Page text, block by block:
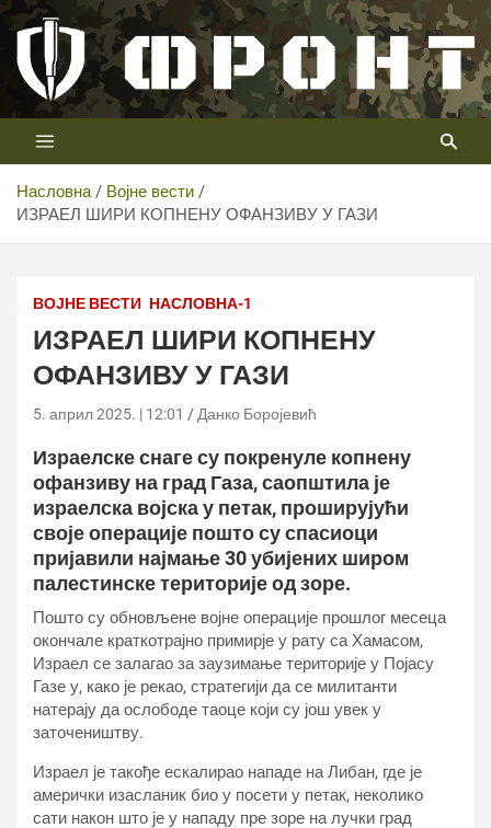
Скип
цонтент
Телевизија ФРОНТ
Први војни канал у Србији
Насловна
Војне вести
ИЗРАЕЛ ШИРИ КОПНЕНУ ОФАНЗИВУ У ГАЗИ
ВОЈНЕ ВЕСТИ НАСЛОВНА-1
ИЗРАЕЛ ШИРИ КОПНЕНУ
ОФАНЗИВУ У ГАЗИ
5. април 2025. | 12:01 Данко Боројевић
Израелске снаге су покренуле копнену
офанзиву на град Газа, саопштила је
израелска војска у петак, проширујући
своје операције пошто су спасиоци
пријавили најмање 30 убијених широм
палестинске територије од зоре.
Пошто су обновљене војне операције прошлог месеца
окончале краткотрајно примирје у рату са Хамасом,
Израел се залагао за заузимање територије у Појасу
Газе у, како је рекао, стратегији да се милитанти
натерају да ослободе таоце који су још увек у
заточеништву.
Израел је такође ескалирао нападе на Либан, где је
амерички изасланик био у посети у петак, неколико
сати након што је у нападу пре зоре на лучки град